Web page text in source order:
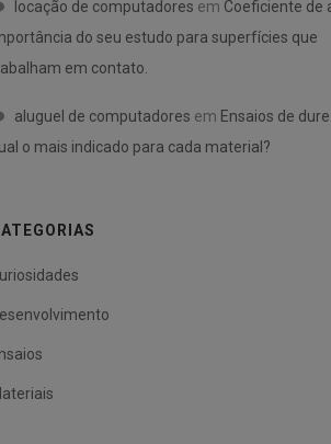
locação de computadores em Coeficiente de
do seu estudo para superfícies que
em contato.
aluguel de computadores em Ensaios de
o mais indicado para cada material?